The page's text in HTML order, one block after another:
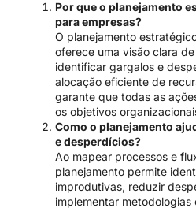
Por que o planejamento
para empresas?
O planejamento
oferece uma visão clara
identificar gargalos e
alocação eficiente de
garante que todas as
os objetivos
Como o planejamento
e desperdícios?
Ao mapear processos e
planejamento permite
improdutivas, reduzir
implementar metodologias